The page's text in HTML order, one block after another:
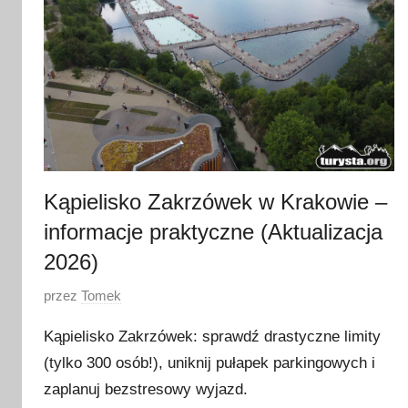
Kąpielisko Zakrzówek w Krakowie –
informacje praktyczne (Aktualizacja
2026)
O
u
b
l
przez Tomek
Kąpielisko Zakrzówek: sprawdź drastyczne limity
(tylko 300 osób!), uniknij pułapek parkingowych i
zaplanuj bezstresowy wyjazd.